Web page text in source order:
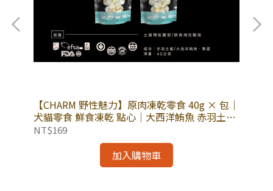
【CHARM 野性魅力】原肉凍乾零食 40g × 包｜
犬貓零食 鮮食凍乾 點心｜大西洋鮪魚 赤羽土雞
× 鱉蛋
NT$169
加入購物車